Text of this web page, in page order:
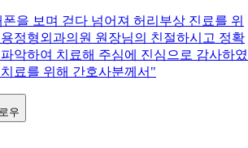
을 보며 걷다 넘어져 허리부상 진료를 위
정형외과의원 원장님의 친절하시고 정확
악하여 치료해 주심에 진심으로 감사하였
료를 위해 간호사분께서 "
우